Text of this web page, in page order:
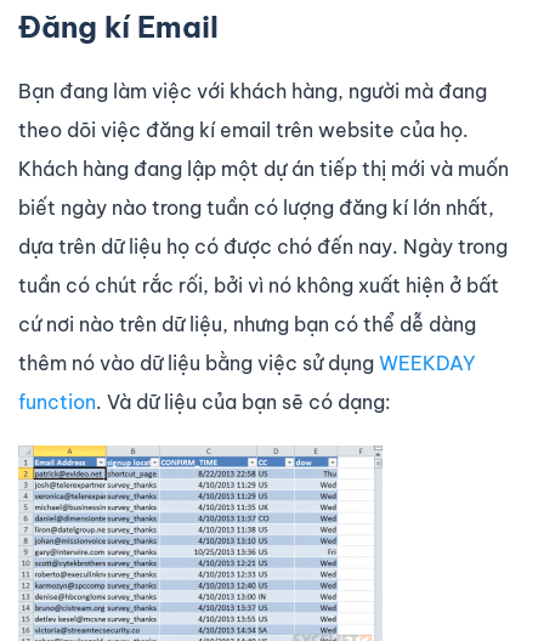
Đăng kí Email
Bạn đang làm việc với khách hàng, người mà đang
theo dõi việc đăng kí email trên website của họ.
Khách hàng đang lập một dự án tiếp thị mới và muốn
biết ngày nào trong tuần có lượng đăng kí lớn nhất,
dựa trên dữ liệu họ có được chó đến nay. Ngày trong
tuần có chút rắc rối, bởi vì nó không xuất hiện ở bất
cứ nơi nào trên dữ liệu, nhưng bạn có thể dễ dàng
thêm nó vào dữ liệu bằng việc sử dụng WEEKDAY
function. Và dữ liệu của bạn sẽ có dạng: